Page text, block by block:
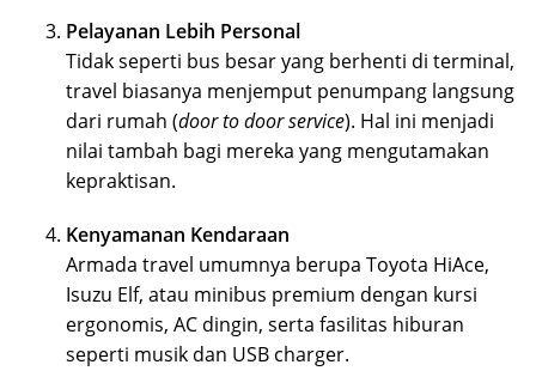
Pelayanan Lebih Personal
Tidak seperti bus besar yang berhenti di terminal,
travel biasanya menjemput penumpang langsung
dari rumah (door to door service). Hal ini menjadi
nilai tambah bagi mereka yang mengutamakan
kepraktisan.
Kenyamanan Kendaraan
Armada travel umumnya berupa Toyota HiAce,
Isuzu Elf, atau minibus premium dengan kursi
ergonomis, AC dingin, serta fasilitas hiburan
seperti musik dan USB charger.